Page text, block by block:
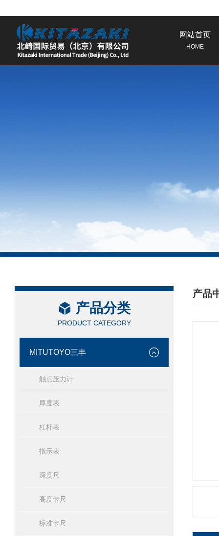
网站首页
HOME
产品分类
PRODUCT CATEGORY
MITUTOYO三丰
触点压力计
厚度表
杠杆表
指示表
深度尺
高度卡尺
标准卡尺
产品
/